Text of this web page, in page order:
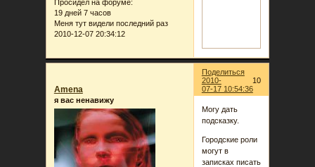
Просидел на форуме:
19 дней 7 часов
Меня тут видели последний раз
2010-12-07 20:34:12
Поделиться
10
2010-
07-17 10:54:36
Amena
я вас ненавижу
Могу дать
подсказку.
Городские роли
могут в
записках писать